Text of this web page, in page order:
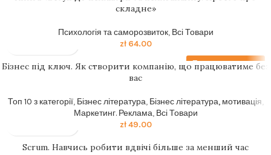
складне»
Психологія та саморозвиток, Всі Товари
zł64.00
Передзамовлення
Бізнес під ключ. Як створити компанію, що працюватиме без
вас
Топ 10 з категорії, Бізнес література, Бізнес література, мотивація,
Маркетинг. Реклама, Всі Товари
zł49.00
Scrum. Навчись робити вдвічі більше за менший час